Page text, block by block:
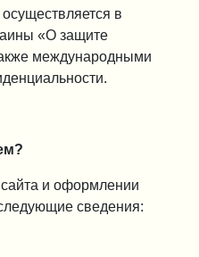
в
«О защите
международными
и оформлении
сведения: